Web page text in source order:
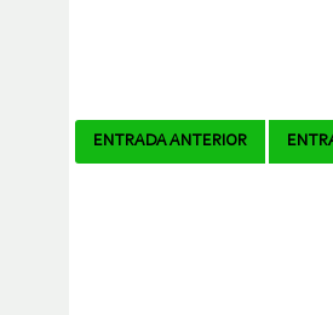
Navegador
ENTRADA ANTERIOR